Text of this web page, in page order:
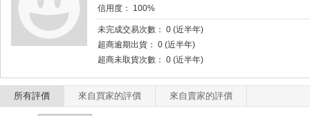
信用度： 100%
未完成交易次數： 0 (近半年)
超商逾期出貨： 0 (近半年)
超商未取貨次數： 0 (近半年)
所有評價 來自買家的評價 來自賣家的評價